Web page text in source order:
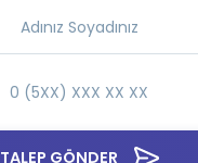
TALEP GÖNDER